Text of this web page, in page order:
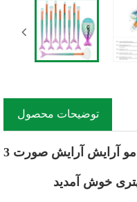
توضیحات محصول
خوش آمدید